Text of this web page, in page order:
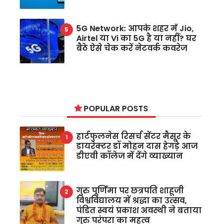
5G Network: आपके शहर में Jio,
Airtel या Vi का 5G है या नहीं? घर
बैठे ऐसे चेक करें नेटवर्क कवरेज
POPULAR POSTS
हार्टफुलनेस रिसर्च सेंटर मैसूर के
डायरेक्टर डॉ मोहन दास हेगड़े आज
डीएवी कॉलेज में देंगे व्याख्यान
गुरु पूर्णिमा पर छत्रपति शाहूजी
विश्वविद्यालय में श्रद्धा का उत्सव,
पंडित स्वयं प्रकाश अवस्थी ने बताया
गुरु परंपरा का महत्व